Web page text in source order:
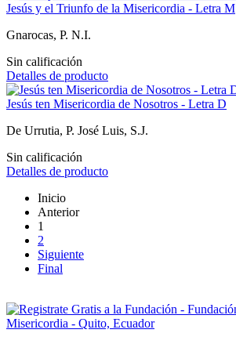
Jesús y el Triunfo de la Misericordia - Letra M
Gnarocas, P. N.I.
Sin calificación
Detalles de producto
Jesús ten Misericordia de Nosotros - Letra D
De Urrutia, P. José Luis, S.J.
Sin calificación
Detalles de producto
Inicio
Anterior
1
2
Siguiente
Final